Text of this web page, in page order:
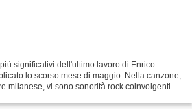
significativi dell'ultimo lavoro di Enrico
lo scorso mese di maggio. Nella canzone,
milanese, vi sono sonorità rock coinvolgenti